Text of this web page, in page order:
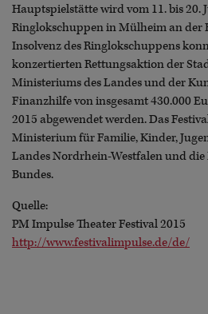
Hauptspielstätte wird vom 11. bis 20.
Ringlokschuppen in Mülheim an der
Insolvenz des Ringlokschuppens
konzertierten Rettungsaktion der
Ministeriums des Landes und der
Finanzhilfe von insgesamt 430.000
2015 abgewendet werden. Das
Ministerium für Familie, Kinder,
Landes Nordrhein-Westfalen und
Bundes.
Quelle:
PM Impulse Theater Festival 2015
http://www.festivalimpulse.de/de/